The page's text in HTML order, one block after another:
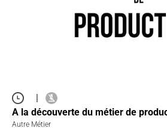
|
A la découverte du métier de
Autre Métier